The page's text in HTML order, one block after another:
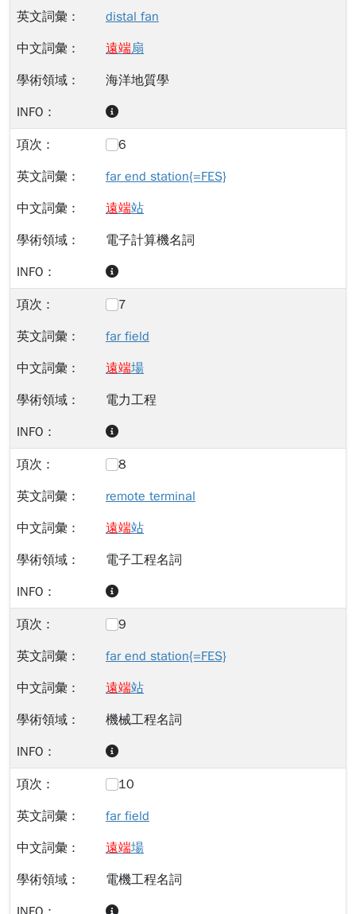
distal fan
遠端扇
海洋地質學
6
far end station{=FES}
遠端站
電子計算機名詞
7
far field
遠端場
電力工程
8
remote terminal
遠端站
電子工程名詞
9
far end station{=FES}
遠端站
機械工程名詞
10
far field
遠端場
電機工程名詞